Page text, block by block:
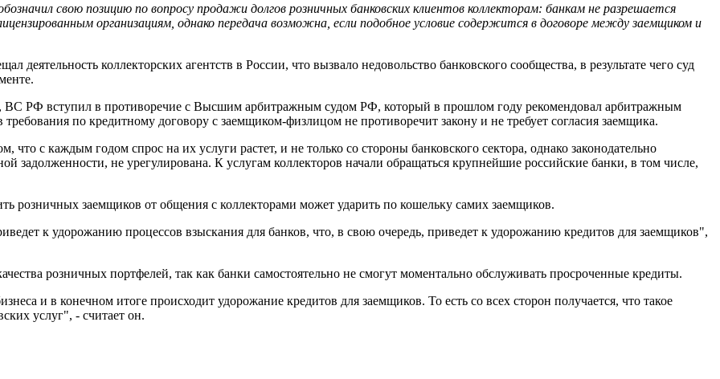
свою позицию по вопросу продажи долгов розничных банковских клиентов коллекторам: банкам не разрешается
организациям, однако передача возможна, если подобное условие содержится в договоре между заемщиком и
коллекторских агентств в России, что вызвало недовольство банковского сообщества, в результате чего суд
ВС РФ вступил в противоречие с Высшим арбитражным судом РФ, который в прошлом году рекомендовал арбитражным
по кредитному договору с заемщиком-физлицом не противоречит закону и не требует согласия заемщика.
что с каждым годом спрос на их услуги растет, и не только со стороны банковского сектора, однако законодательно
задолженности, не урегулирована. К услугам коллекторов начали обращаться крупнейшие российские банки, в том числе,
розничных заемщиков от общения с коллекторами может ударить по кошельку самих заемщиков.
к удорожанию процессов взыскания для банков, что, в свою очередь, приведет к удорожанию кредитов для заемщиков",
розничных портфелей, так как банки самостоятельно не смогут моментально обслуживать просроченные кредиты.
и в конечном итоге происходит удорожание кредитов для заемщиков. То есть со всех сторон получается, что такое
услуг", - считает он.